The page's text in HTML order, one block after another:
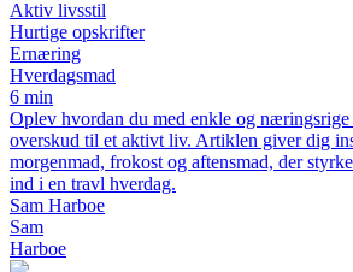
Aktiv livsstil
Hurtige opskrifter
Ernæring
Hverdagsmad
6 min
Oplev hvordan du med enkle og
overskud til et aktivt liv. Artiklen giver dig
morgenmad, frokost og aftensmad, der
ind i en travl hverdag.
Sam Harboe
Sam
Harboe